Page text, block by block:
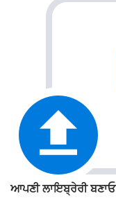
ਆਪਣੀ ਲਾਇਬ੍ਰੇਰੀ ਬਣਾਓ